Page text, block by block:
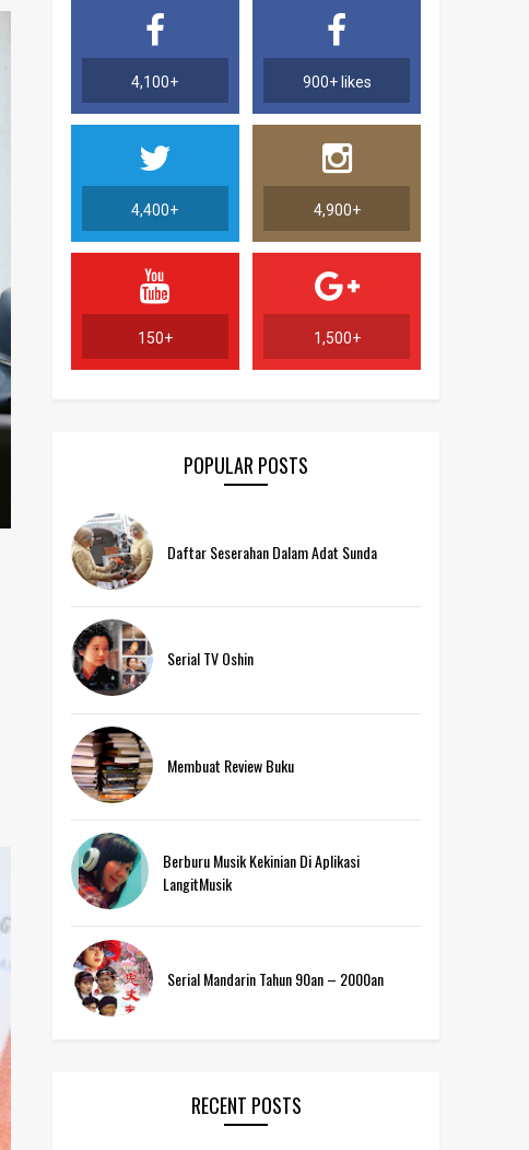
4,100+ 900+ likes
4,400+ 4,900+
150+ 1,500+
POPULAR POSTS
Daftar Seserahan Dalam Adat Sunda
Serial TV Oshin
Membuat Review Buku
Berburu Musik Kekinian Di Aplikasi
LangitMusik
Serial Mandarin Tahun 90an – 2000an
RECENT POSTS